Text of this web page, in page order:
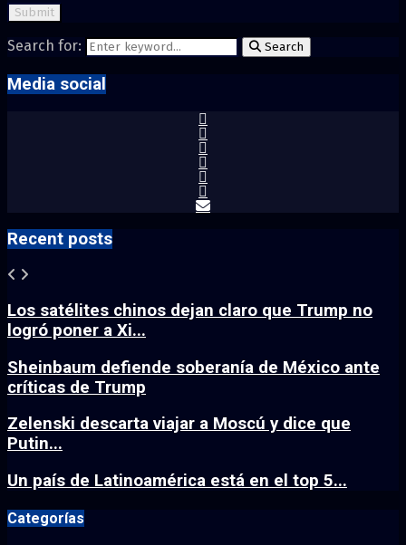
Search for: Search
Media social
Recent posts
Los satélites chinos dejan claro que Trump no
logró poner a Xi...
Sheinbaum defiende soberanía de México ante
críticas de Trump
Zelenski descarta viajar a Moscú y dice que
Putin...
Un país de Latinoamérica está en el top 5...
Categorías